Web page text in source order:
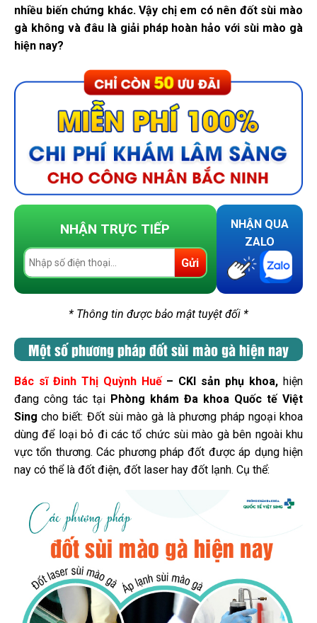
nhiều biến chứng khác. Vậy chị em có nên đốt sùi mào
gà không và đâu là giải pháp hoàn hảo với sùi mào gà
hiện nay?
NHẬN TRỰC TIẾP
Gửi
NHẬN QUA
ZALO
* Thông tin được bảo mật tuyệt đối *
Một số phương pháp đốt sùi mào gà hiện nay
Bác sĩ Đinh Thị Quỳnh Huế– CKI sản phụ khoa, hiện
đang công tác tại Phòng khám Đa khoa Quốc tế Việt
Singcho biết: Đốt sùi mào gà là phương pháp ngoại khoa
dùng để loại bỏ đi các tổ chức sùi mào gà bên ngoài khu
vực tổn thương. Các phương pháp đốt được áp dụng hiện
nay có thể là đốt điện, đốt laser hay đốt lạnh. Cụ thể: